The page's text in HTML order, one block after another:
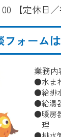
【定休日
フォーム
業務内
水ま
給排
給湯
暖房
理